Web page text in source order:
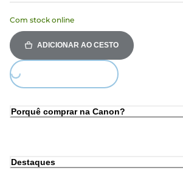
Com stock online
ADICIONAR AO CESTO
Loading...
Porquê comprar na Canon?
Destaques